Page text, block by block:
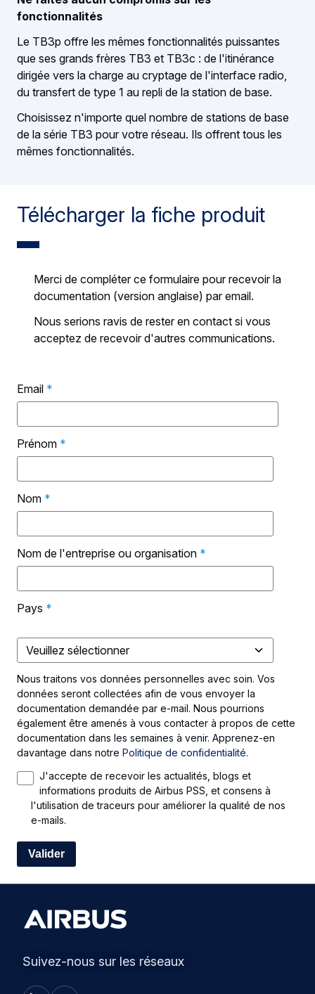
fonctionnalités
Le TB3p offre les mêmes fonctionnalités puissantes
que ses grands frères TB3 et TB3c : de l'itinérance
dirigée vers la charge au cryptage de l'interface radio,
du transfert de type 1 au repli de la station de base.
Choisissez n'importe quel nombre de stations de base
de la série TB3 pour votre réseau. Ils offrent tous les
mêmes fonctionnalités.
Télécharger la fiche produit
Merci de compléter ce formulaire pour recevoir la
documentation (version anglaise) par email.
Nous serions ravis de rester en contact si vous
acceptez de recevoir d'autres communications.
Email *
Prénom *
Nom *
Nom de l'entreprise ou organisation *
Pays *
Nous traitons vos données personnelles avec soin. Vos
données seront collectées afin de vous envoyer la
documentation demandée par e-mail. Nous pourrions
également être amenés à vous contacter à propos de cette
documentation dans les semaines à venir. Apprenez-en
davantage dans notre Politique de confidentialité.
J'accepte de recevoir les actualités, blogs et
informations produits de Airbus PSS, et consens à
l'utilisation de traceurs pour améliorer la qualité de nos
e-mails.
Suivez-nous sur les réseaux